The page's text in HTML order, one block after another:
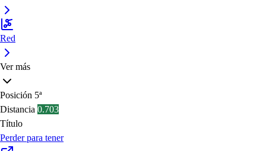
Red
Ver más
Posición 5ª
Distancia 0.703
Título
Perder para tener